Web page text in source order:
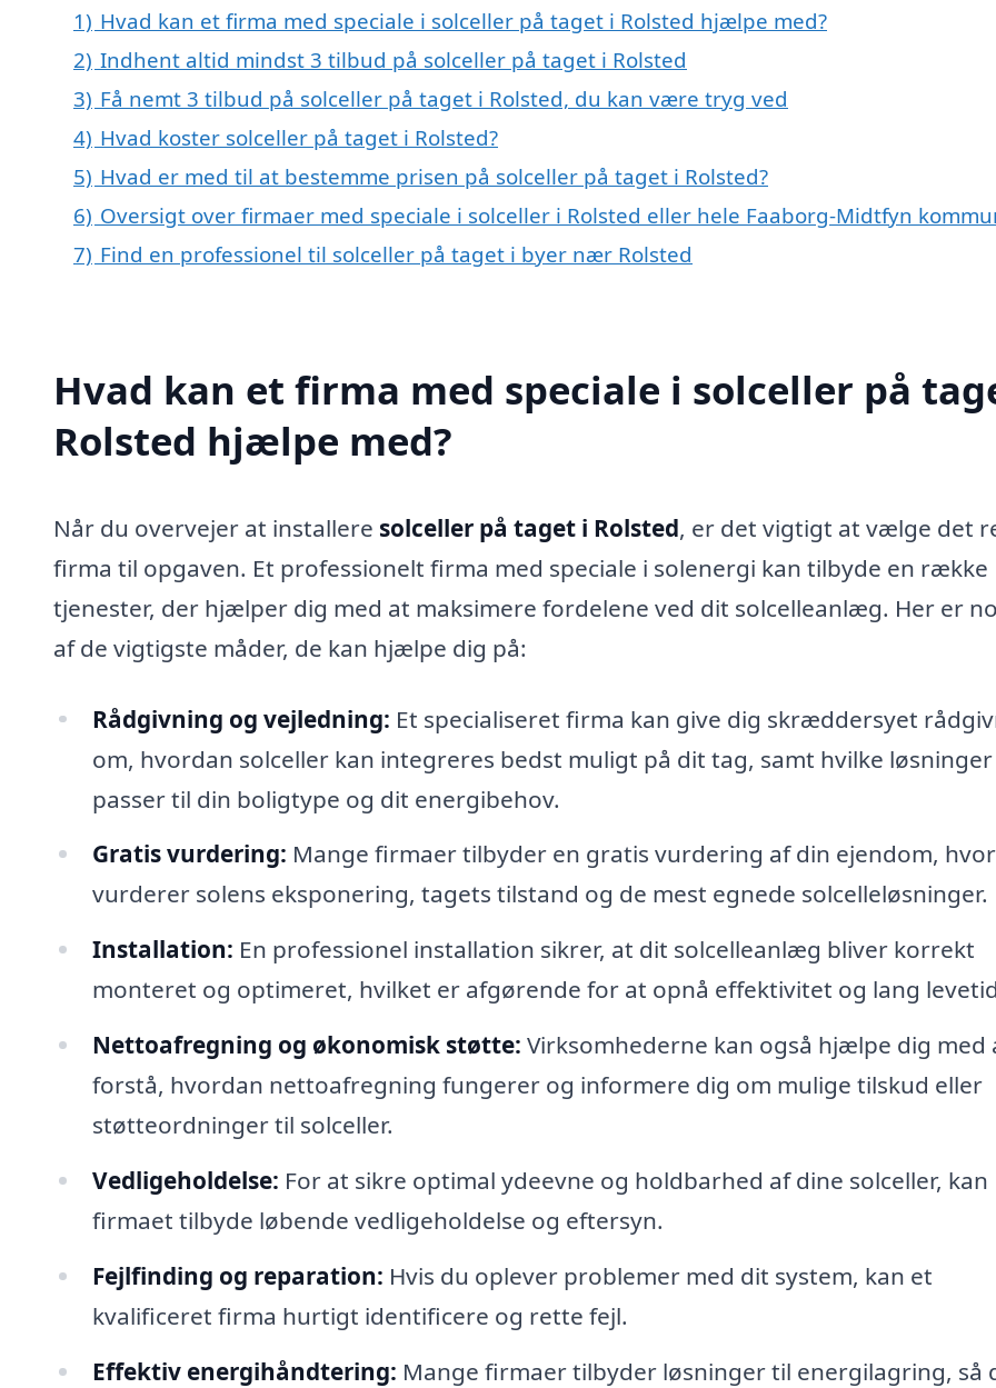
1) Hvad kan et firma med speciale i solceller på taget i Rolsted hjælpe med?
2) Indhent altid mindst 3 tilbud på solceller på taget i Rolsted
3) Få nemt 3 tilbud på solceller på taget i Rolsted, du kan være tryg ved
4) Hvad koster solceller på taget i Rolsted?
5) Hvad er med til at bestemme prisen på solceller på taget i Rolsted?
6) Oversigt over firmaer med speciale i solceller i Rolsted eller hele Faaborg-Midtfyn
7) Find en professionel til solceller på taget i byer nær Rolsted
Hvad kan et firma med speciale i solceller på
Rolsted hjælpe med?
Når du overvejer at installere solceller på taget i Rolsted, er det vigtigt at vælge det
firma til opgaven. Et professionelt firma med speciale i solenergi kan tilbyde en række
tjenester, der hjælper dig med at maksimere fordelene ved dit solcelleanlæg. Her er
af de vigtigste måder, de kan hjælpe dig på:
Rådgivning og vejledning: Et specialiseret firma kan give dig skræddersyet
om, hvordan solceller kan integreres bedst muligt på dit tag, samt hvilke
passer til din boligtype og dit energibehov.
Gratis vurdering: Mange firmaer tilbyder en gratis vurdering af din ejendom,
vurderer solens eksponering, tagets tilstand og de mest egnede solcelleløsninger.
Installation: En professionel installation sikrer, at dit solcelleanlæg bliver korrekt
monteret og optimeret, hvilket er afgørende for at opnå effektivitet og lang
Nettoafregning og økonomisk støtte: Virksomhederne kan også hjælpe dig med
forstå, hvordan nettoafregning fungerer og informere dig om mulige tilskud eller
støtteordninger til solceller.
Vedligeholdelse: For at sikre optimal ydeevne og holdbarhed af dine solceller, kan
firmaet tilbyde løbende vedligeholdelse og eftersyn.
Fejlfinding og reparation: Hvis du oplever problemer med dit system, kan et
kvalificeret firma hurtigt identificere og rette fejl.
Effektiv energihåndtering: Mange firmaer tilbyder løsninger til energilagring, så